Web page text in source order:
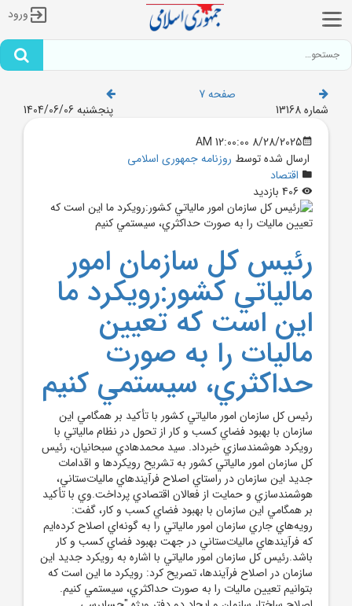
ورود
صفحه 7
شماره 13168
پنجشنبه 1404/06/06
8/28/2025 12:00:00 AM
ارسال شده توسط روزنامه جمهوری اسلامی
اقتصاد
رئيس کل سازمان امور
مالياتي کشور:رويکرد ما
اين است که تعيين
ماليات را به صورت
حداکثري، سيستمي کنيم
رئيس کل سازمان امور مالياتي کشور با تأکيد بر همگامي اين
سازمان با بهبود فضاي کسب و کار از تحول در نظام مالياتي با
رويکرد هوشمندسازي خبرداد. سيد محمدهادي سبحانيان، رئيس
کل سازمان امور مالياتي کشور به تشريح رويکردها و اقدامات
جديد اين سازمان در راستاي اصلاح فرآيندهاي ماليات‌ستاني،
هوشمندسازي و حمايت از فعالان اقتصادي پرداخت.وي با تأکيد
بر همگامي اين سازمان با بهبود فضاي کسب و کار، گفت:
رويه‌هاي جاري سازمان امور مالياتي را به گونه‌اي اصلاح کرده‌ايم
که فرآيندهاي ماليات‌ستاني در جهت بهبود فضاي کسب و کار
باشد.رئيس کل سازمان امور مالياتي با اشاره به رويکرد جديد اين
سازمان در اصلاح فرآيندها، تصريح کرد: رويکرد ما اين است که
بتوانيم تعيين ماليات را به صورت حداکثري، سيستمي کنيم.